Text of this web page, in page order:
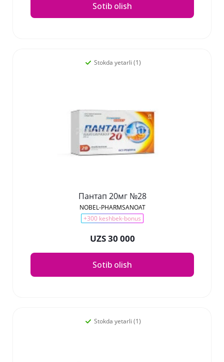
Sotib olish
Stokda yetarli (1)
Пантап 20мг №28
NOBEL-PHARMSANOAT
+300 keshbek-bonus
UZS 30 000
Sotib olish
Stokda yetarli (1)